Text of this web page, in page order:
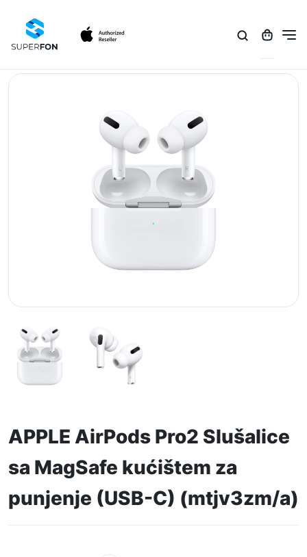
APPLE AirPods Pro2 Slušalice
sa MagSafe kućištem za
punjenje (USB-C) (mtjv3zm/a)